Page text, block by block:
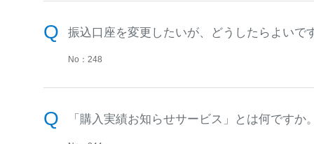
振込口座を変更したいが、どうしたらよいで
No：248
「購入実績お知らせサービス」とは何ですか。